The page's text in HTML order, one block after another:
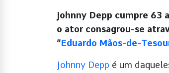
Johnny Depp cumpre 63
o ator consagrou-se
“Eduardo Mãos-de-
Johnny Depp é um